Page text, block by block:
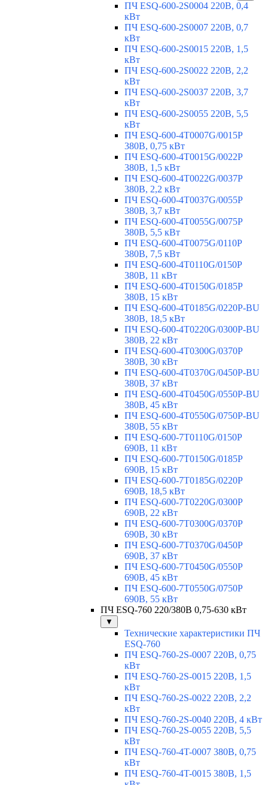
ПЧ ESQ-600-2S0004 220В, 0,4
кВт
ПЧ ESQ-600-2S0007 220В, 0,7
кВт
ПЧ ESQ-600-2S0015 220В, 1,5
кВт
ПЧ ESQ-600-2S0022 220В, 2,2
кВт
ПЧ ESQ-600-2S0037 220В, 3,7
кВт
ПЧ ESQ-600-2S0055 220В, 5,5
кВт
ПЧ ESQ-600-4T0007G/0015P
380В, 0,75 кВт
ПЧ ESQ-600-4T0015G/0022P
380В, 1,5 кВт
ПЧ ESQ-600-4T0022G/0037P
380В, 2,2 кВт
ПЧ ESQ-600-4T0037G/0055P
380В, 3,7 кВт
ПЧ ESQ-600-4T0055G/0075P
380В, 5,5 кВт
ПЧ ESQ-600-4T0075G/0110P
380В, 7,5 кВт
ПЧ ESQ-600-4T0110G/0150P
380В, 11 кВт
ПЧ ESQ-600-4T0150G/0185P
380В, 15 кВт
ПЧ ESQ-600-4T0185G/0220P-BU
380В, 18,5 кВт
ПЧ ESQ-600-4T0220G/0300P-BU
380В, 22 кВт
ПЧ ESQ-600-4T0300G/0370P
380В, 30 кВт
ПЧ ESQ-600-4T0370G/0450P-BU
380В, 37 кВт
ПЧ ESQ-600-4T0450G/0550P-BU
380В, 45 кВт
ПЧ ESQ-600-4T0550G/0750P-BU
380В, 55 кВт
ПЧ ESQ-600-7T0110G/0150P
690В, 11 кВт
ПЧ ESQ-600-7T0150G/0185P
690В, 15 кВт
ПЧ ESQ-600-7T0185G/0220P
690В, 18,5 кВт
ПЧ ESQ-600-7T0220G/0300P
690В, 22 кВт
ПЧ ESQ-600-7T0300G/0370P
690В, 30 кВт
ПЧ ESQ-600-7T0370G/0450P
690В, 37 кВт
ПЧ ESQ-600-7T0450G/0550P
690В, 45 кВт
ПЧ ESQ-600-7T0550G/0750P
690В, 55 кВт
ПЧ ESQ-760 220/380В 0,75-630 кВт
▼
Технические характеристики ПЧ
ESQ-760
ПЧ ESQ-760-2S-0007 220В, 0,75
кВт
ПЧ ESQ-760-2S-0015 220В, 1,5
кВт
ПЧ ESQ-760-2S-0022 220В, 2,2
кВт
ПЧ ESQ-760-2S-0040 220В, 4 кВт
ПЧ ESQ-760-2S-0055 220В, 5,5
кВт
ПЧ ESQ-760-4T-0007 380В, 0,75
кВт
ПЧ ESQ-760-4T-0015 380В, 1,5